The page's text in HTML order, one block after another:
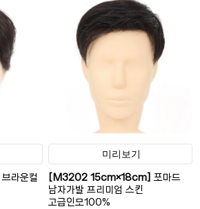
브라운컬
미리보기
[M3202 15cm×18cm] 포마드
남자가발 프리미엄 스킨
고급인모100%